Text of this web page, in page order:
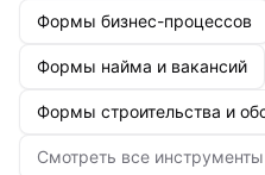
Формы бизнес-процессов
Формы найма и вакансий
Формы строительства и
Смотреть все инструменты